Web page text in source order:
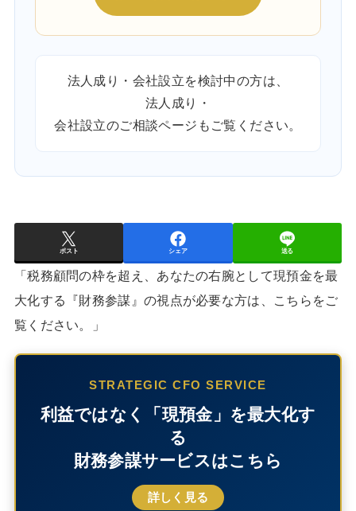
法人成り・会社設立を検討中の方は、
法人成り・
会社設立のご相談ページ もご覧ください。
ポスト シェア 送る
「税務顧問の枠を超え、あなたの右腕として現預金を最
大化する『財務参謀』の視点が必要な方は、こちらをご
覧ください。」
STRATEGIC CFO SERVICE
利益ではなく「現預金」を最大化す
る
財務参謀サービスはこちら
詳しく見る